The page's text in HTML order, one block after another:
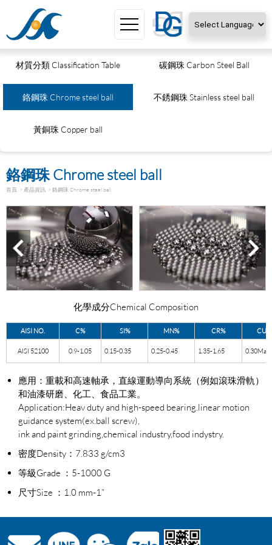
材質分類 Classification Table 碳鋼珠 Carbon Steel Ball
鉻鋼珠 Chrome steel ball 不銹鋼珠 Stainless steel ball
黃銅珠 Copper ball
首頁 產品資訊 鉻鋼珠 Chrome steel ball
鉻鋼珠 Chrome steel ball
化學成分Chemical Composition
AISI NO. C% SI% MN% CR% CU%
AISI 52100 0.9-1.05 0.15-0.35 0.25-0.45 1.35-1.65 0.30Max
應用：重載和高速軸承，直線運動導向系統（例如滾珠滑軌）
和油漆研磨、化工、食品工業。
Application:Heav duty and high-speed bearing.linear motion
guidance system(ex.ball screw),
ink and paint grinding,chemical industry,food indystry.
密度Density：7.833 g/cm3
等級Grade ：5-1000 G
尺寸Size ：1.0 mm-1”